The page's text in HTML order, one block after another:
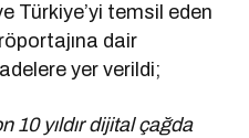
Türkiye’yi temsil eden
dair
yer verildi;
10 yıldır dijital çağda